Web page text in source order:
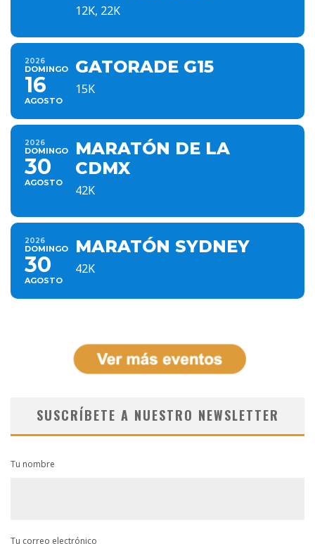
12K, 22K
2026
DOMINGO
16
AGOSTO
GATORADE G15
15K
2026
DOMINGO
30
AGOSTO
MARATÓN DE LA
CDMX
42K
2026
DOMINGO
30
AGOSTO
MARATÓN SYDNEY
42K
SUSCRÍBETE A NUESTRO NEWSLETTER
Tu nombre
Tu correo electrónico